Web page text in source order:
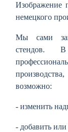
Изображение
немецкого
Мы сами
стендов.
возможно:
- изменить
- добавить